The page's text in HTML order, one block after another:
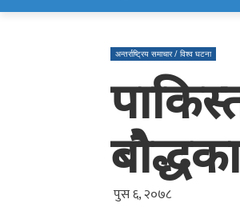
अन्तर्राष्ट्रिय समाचार / विश्व घटना
पुस ६, २०७८